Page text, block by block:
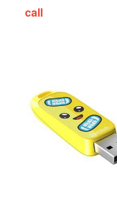
FD64GTBAT4-GE
call